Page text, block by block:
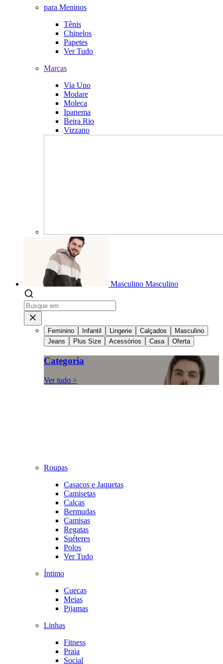
para Meninos
Tênis
Chinelos
Papetes
Ver Tudo
Marcas
Via Uno
Modare
Moleca
Ipanema
Beira Rio
Vizzano
Masculino Masculino
Feminino Infantil Lingerie Calçados
Masculino
Jeans
Plus Size Acessórios Casa Oferta
Categoria
Ver tudo >
Roupas
Casacos e Jaquetas
Camisetas
Calças
Bermudas
Camisas
Regatas
Suéteres
Polos
Ver Tudo
Íntimo
Cuecas
Meias
Pijamas
Linhas
Fitness
Praia
Social